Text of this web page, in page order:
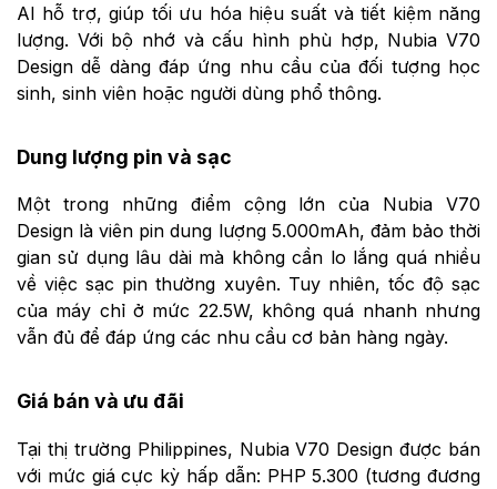
AI hỗ trợ, giúp tối ưu hóa hiệu suất và tiết kiệm năng
lượng. Với bộ nhớ và cấu hình phù hợp, Nubia V70
Design dễ dàng đáp ứng nhu cầu của đối tượng học
sinh, sinh viên hoặc người dùng phổ thông.
Dung lượng pin và sạc
Một trong những điểm cộng lớn của Nubia V70
Design là viên pin dung lượng 5.000mAh, đảm bảo thời
gian sử dụng lâu dài mà không cần lo lắng quá nhiều
về việc sạc pin thường xuyên. Tuy nhiên, tốc độ sạc
của máy chỉ ở mức 22.5W, không quá nhanh nhưng
vẫn đủ để đáp ứng các nhu cầu cơ bản hàng ngày.
Giá bán và ưu đãi
Tại thị trường Philippines, Nubia V70 Design được bán
với mức giá cực kỳ hấp dẫn: PHP 5.300 (tương đương